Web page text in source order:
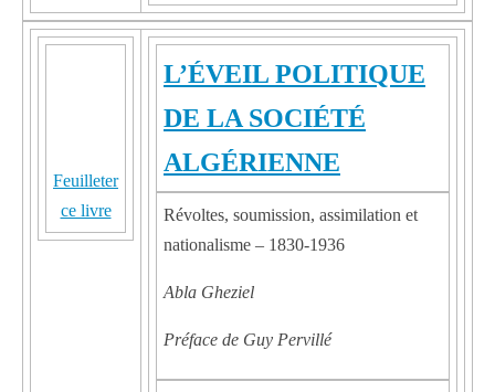
Feuilleter
ce livre
L’ÉVEIL POLITIQUE
DE LA SOCIÉTÉ
ALGÉRIENNE
Révoltes, soumission, assimilation et
nationalisme – 1830-1936
Abla Gheziel
Préface de Guy Pervillé